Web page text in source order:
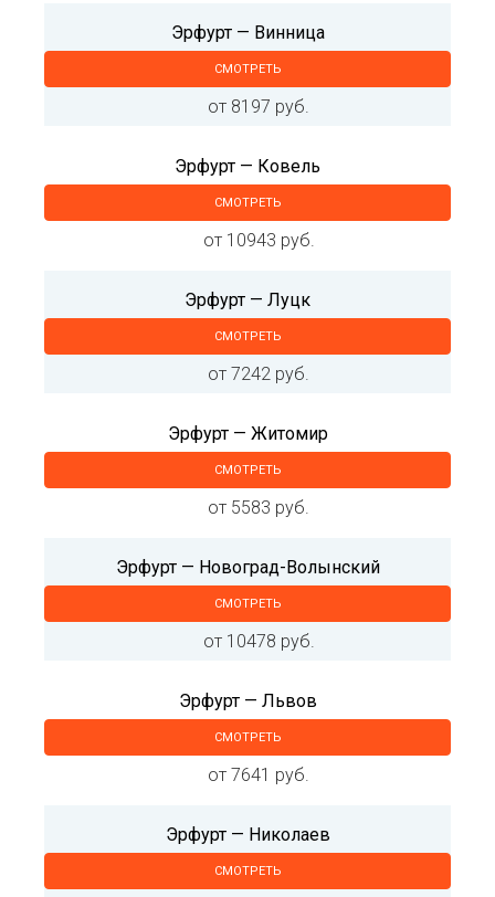
Эрфурт — Винница
СМОТРЕТЬ
от 8197 руб.
Эрфурт — Ковель
СМОТРЕТЬ
от 10943 руб.
Эрфурт — Луцк
СМОТРЕТЬ
от 7242 руб.
Эрфурт — Житомир
СМОТРЕТЬ
от 5583 руб.
Эрфурт — Новоград-Волынский
СМОТРЕТЬ
от 10478 руб.
Эрфурт — Львов
СМОТРЕТЬ
от 7641 руб.
Эрфурт — Николаев
СМОТРЕТЬ